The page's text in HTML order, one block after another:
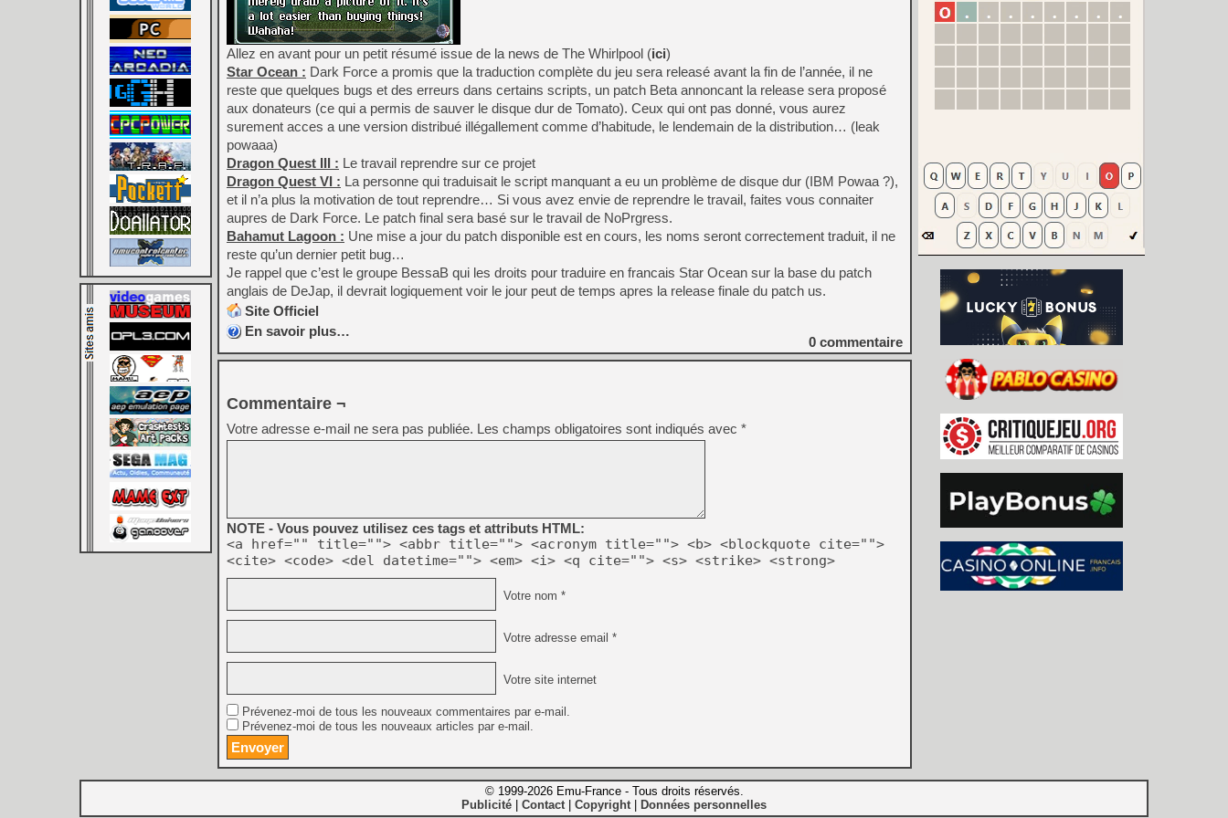
Allez en avant pour un petit résumé issue de la news de The Whirlpool (ici)
Star Ocean : Dark Force a promis que la traduction complète du jeu sera releasé avant la fin de l’année, il ne
reste que quelques bugs et des erreurs dans certains scripts, un patch Beta annoncant la release sera proposé
aux donateurs (ce qui a permis de sauver le disque dur de Tomato). Ceux qui ont pas donné, vous aurez
surement acces a une version distribué illégallement comme d’habitude, le lendemain de la distribution… (leak
powaaa)
Dragon Quest III : Le travail reprendre sur ce projet
Dragon Quest VI : La personne qui traduisait le script manquant a eu un problème de disque dur (IBM Powaa ?),
et il n’a plus la motivation de tout reprendre… Si vous avez envie de reprendre le travail, faites vous connaiter
aupres de Dark Force. Le patch final sera basé sur le travail de NoPrgress.
Bahamut Lagoon : Une mise a jour du patch disponible est en cours, les noms seront correctement traduit, il ne
reste qu’un dernier petit bug…
Je rappel que c’est le groupe BessaB qui les droits pour traduire en francais Star Ocean sur la base du patch
anglais de DeJap, il devrait logiquement voir le jour peut de temps apres la release finale du patch us.
Site Officiel
En savoir plus…
0 commentaire
Commentaire ¬
Votre adresse e-mail ne sera pas publiée. Les champs obligatoires sont indiqués avec *
NOTE - Vous pouvez utilisez ces tags et attributs HTML:
<a href="" title=""> <abbr title=""> <acronym title=""> <b> <blockquote cite="">
<cite> <code> <del datetime=""> <em> <i> <q cite=""> <s> <strike> <strong>
Votre nom *
Votre adresse email *
Votre site internet
Prévenez-moi de tous les nouveaux commentaires par e-mail.
Prévenez-moi de tous les nouveaux articles par e-mail.
© 1999-2026 Emu-France - Tous droits réservés.
Publicité Contact| Copyright| Données personnelles